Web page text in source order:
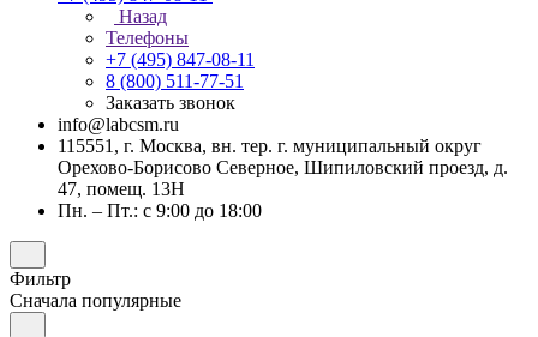
Назад
Телефоны
+7 (495) 847-08-11
8 (800) 511-77-51
Заказать звонок
info@labcsm.ru
115551, г. Москва, вн. тер. г. муниципальный округ
Орехово-Борисово Северное, Шипиловский проезд, д.
47, помещ. 13Н
Пн. – Пт.: с 9:00 до 18:00
Фильтр
Сначала популярные